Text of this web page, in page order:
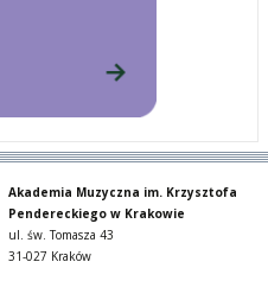
Akademia Muzyczna im. Krzysztofa
Pendereckiego w Krakowie
ul. św. Tomasza 43
31-027 Kraków